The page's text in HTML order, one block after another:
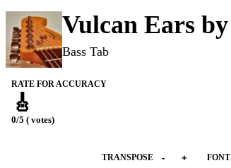
Vulcan Ears by
Bass Tab
RATE FOR ACCURACY
🎸
0/5 ( votes)
TRANSPOSE - + FONT